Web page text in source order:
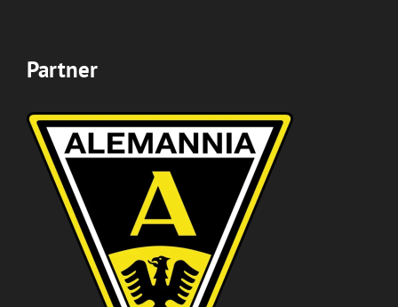
Partner